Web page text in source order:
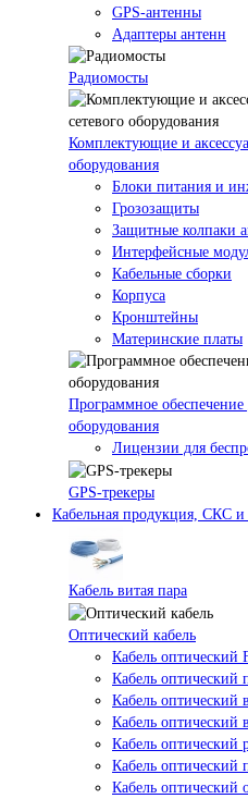
GPS-антенны
Адаптеры антенн
Радиомосты
Комплектующие и
оборудования
Блоки питания и
Грозозащиты
Защитные колпаки
Интерфейсные
Кабельные сборки
Корпуса
Кронштейны
Материнские платы
Программное обеспечение
оборудования
Лицензии для
GPS-трекеры
Кабельная продукция, СКС
Кабель витая пара
Оптический кабель
Кабель оптический
Кабель оптический
Кабель оптический
Кабель оптический
Кабель оптический
Кабель оптический
Кабель оптический